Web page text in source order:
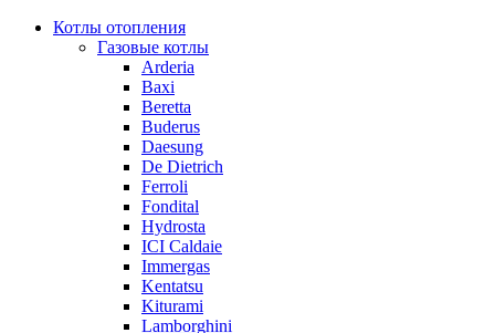
Котлы отопления
Газовые котлы
Arderia
Baxi
Beretta
Buderus
Daesung
De Dietrich
Ferroli
Fondital
Hydrosta
ICI Caldaie
Immergas
Kentatsu
Kiturami
Lamborghini